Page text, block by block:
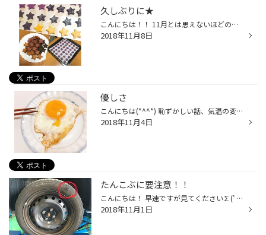
久しぶりに★
こんにちは！！ 11月とは思えないほどのポカポカ気持ちいい天気が続いていますね(*^^*) この前久しぶりに野菜クッキーを作りました！ 着色料は不使用！ むらさき芋、かぼちゃ、ほうれん草の野菜パウダーを使って作りました★ お菓子や料理するのやっぱ楽しいですね。 焼けてくるといい匂いがしてくる...
2018年11月8日
優しさ
こんにちは(*^^*) 恥ずかしい話、気温の変化から体調を崩していた私… 食欲も無く寝ていると、 妹が『なんか食べなあかんでー！』と なぜか目玉焼きを作ってくれました（笑）ご飯のチョイス（笑） 食欲の無い私にはなかなかハードでしたが完食しました♪ よく喧嘩もしますがやっぱり可愛いですね(*^^*)
2018年11月4日
たんこぶに要注意！！
こんにちは！ 早速ですが見てください∑(ﾟДﾟ) アップにすると… タイヤにたんこぶ発見！！ タイヤ内部のカーカスと言われる部分が損傷してしまっている状態です。 原因は色々あり、走行中の段差での衝撃、経年劣化等… これは大変危険でバーストの可能性があります。 見つけた場合は早めの交換をオスス...
2018年11月1日